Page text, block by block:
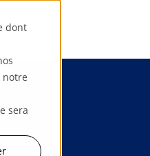
dont
notre
sera